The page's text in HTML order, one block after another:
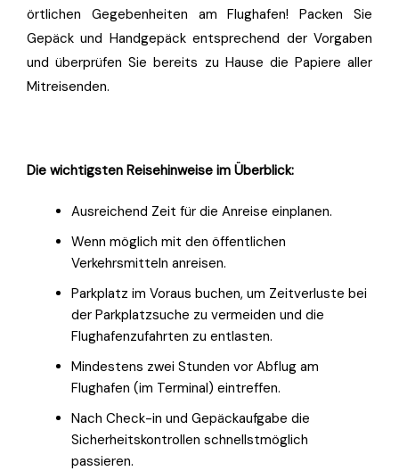
örtlichen Gegebenheiten am Flughafen! Packen Sie
Gepäck und Handgepäck entsprechend der Vorgaben
und überprüfen Sie bereits zu Hause die Papiere aller
Mitreisenden.
Die wichtigsten Reisehinweise im Überblick:
Ausreichend Zeit für die Anreise einplanen.
Wenn möglich mit den öffentlichen
Verkehrsmitteln anreisen.
Parkplatz im Voraus buchen, um Zeitverluste bei
der Parkplatzsuche zu vermeiden und die
Flughafenzufahrten zu entlasten.
Mindestens zwei Stunden vor Abflug am
Flughafen (im Terminal) eintreffen.
Nach Check-in und Gepäckaufgabe die
Sicherheitskontrollen schnellstmöglich
passieren.